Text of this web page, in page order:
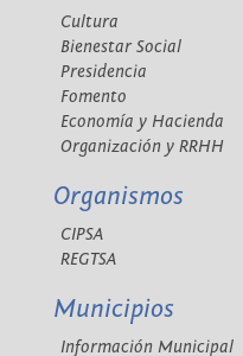
Cultura
Bienestar Social
Presidencia
Fomento
Economía y Hacienda
Organización y RRHH
Organismos
CIPSA
REGTSA
Municipios
Información Municipal